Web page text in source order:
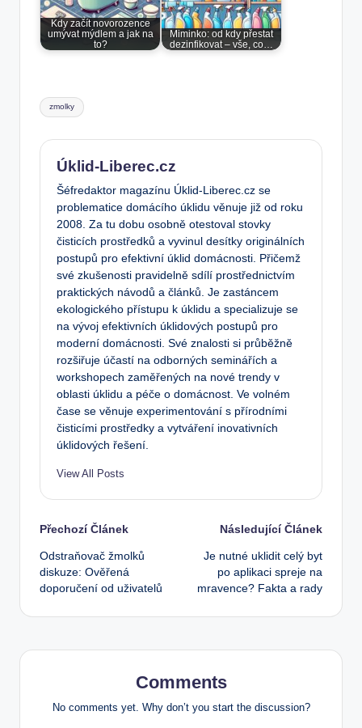
Kdy začít novorozence
umývat mýdlem a jak na
to?
Miminko: od kdy přestat
dezinfikovat – vše, co…
Tags:
zmolky
Úklid-Liberec.cz
Šéfredaktor magazínu Úklid-Liberec.cz se
problematice domácího úklidu věnuje již od roku
2008. Za tu dobu osobně otestoval stovky
čisticích prostředků a vyvinul desítky originálních
postupů pro efektivní úklid domácnosti. Přičemž
své zkušenosti pravidelně sdílí prostřednictvím
praktických návodů a článků. Je zastáncem
ekologického přístupu k úklidu a specializuje se
na vývoj efektivních úklidových postupů pro
moderní domácnosti. Své znalosti si průběžně
rozšiřuje účastí na odborných seminářích a
workshopech zaměřených na nové trendy v
oblasti úklidu a péče o domácnost. Ve volném
čase se věnuje experimentování s přírodními
čisticími prostředky a vytváření inovativních
úklidových řešení.
View All Posts
Post
navigation
Přechozí Článek
Odstraňovač žmolků
diskuze: Ověřená
doporučení od uživatelů
Následující Článek
Je nutné uklidit celý byt
po aplikaci spreje na
mravence? Fakta a rady
Comments
No comments yet. Why don’t you start the discussion?